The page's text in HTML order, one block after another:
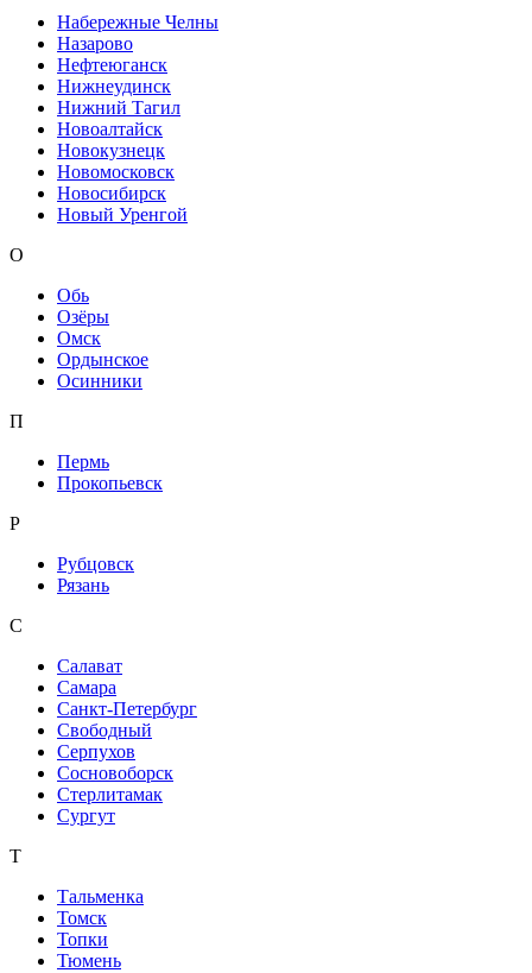
Набережные Челны
Назарово
Нефтеюганск
Нижнеудинск
Нижний Тагил
Новоалтайск
Новокузнецк
Новомосковск
Новосибирск
Новый Уренгой
О
Обь
Озёры
Омск
Ордынское
Осинники
П
Пермь
Прокопьевск
Р
Рубцовск
Рязань
С
Салават
Самара
Санкт-Петербург
Свободный
Серпухов
Сосновоборск
Стерлитамак
Сургут
Т
Тальменка
Томск
Топки
Тюмень